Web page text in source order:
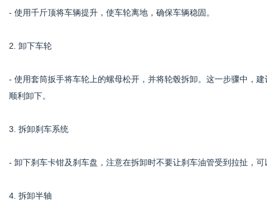
- 使用千斤顶将车辆提升，使车轮离地，确保车辆稳固。
2. 卸下车轮
- 使用套筒扳手将车轮上的螺母松开，并将轮毂拆卸。这一步骤中，
顺利卸下。
3. 拆卸刹车系统
- 卸下刹车卡钳及刹车盘，注意在拆卸时不要让刹车油管受到拉扯，
4. 拆卸半轴